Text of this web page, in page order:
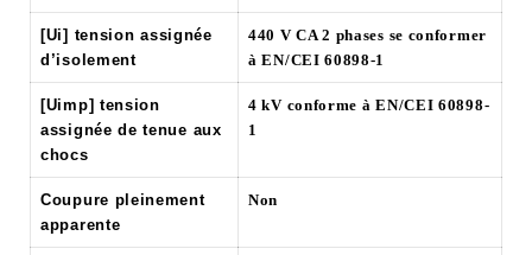
[Ui] tension assignée
d’isolement
440 V CA 2 phases se conformer
à EN/CEI 60898-1
[Uimp] tension
assignée de tenue aux
chocs
4 kV conforme à EN/CEI 60898-
1
Coupure pleinement
apparente
Non